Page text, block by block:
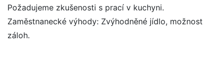
Požadujeme zkušenosti s prací v kuchyni.
Zaměstnanecké výhody: Zvýhodněné jídlo, možnost
záloh.